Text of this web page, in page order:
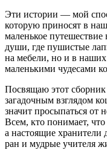
Эти истории — мой
которую приносят в
маленькое
души, где пушистые
на мебели, но и в
маленькими чудесами
Посвящаю этот сборник
загадочным взглядом
значит просыпаться от
Всем, кто понимает,
а настоящие
ран и мудрые учителя